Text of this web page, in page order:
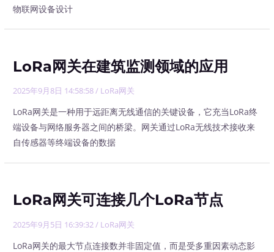
物联网设备设计
LoRa网关在建筑监测领域的应用
2025年9月8日 14:58:58/ LoRa网关
LoRa网关是一种用于远距离无线通信的关键设备，它充当LoRa终
端设备与网络服务器之间的桥梁。网关通过LoRa无线技术接收来
自传感器等终端设备的数据
LoRa网关可连接几个LoRa节点
2025年9月5日 16:39:32/ LoRa网关
LoRa网关的最大节点连接数并非固定值，而是受多重因素动态影